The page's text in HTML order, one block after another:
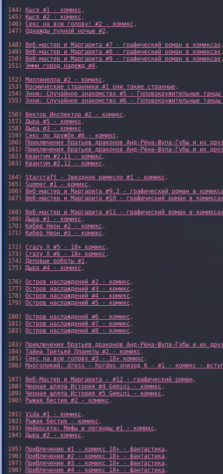
144) Кыся #1 - комикс,
145)
Кыся #2 - комикс,
146) Секс на всю голову! #2 - комикс,
147) Однажды лунной ночью #2,
148)
Веб-мастер и Маргарита #7 - графический роман в комиксах
149)
Веб-мастер и Маргарита #8 - графический роман в комиксах
150)
Веб-мастер и Маргарита #9 - графический роман в комиксах
151) Эмми город надежд #4,
152) Миллинелла #2 - комикс,
153)
Космические странники #1 они такие странные,
154) Энни: Случайное знакомство #5 - Головокружительные
155) Энни: Случайное знакомство #6 - Головокружительные
156)
Вектор Инспектор #2 - комикс,
157) Дыра #5 - комикс,
158) Дыра #3 - комикс,
159) Секс по дружбе #6 - комикс,
160)
Приключения братьев драконов Анд-Рёна-Шупа-Губы и их
161)
Приключения братьев драконов Анд-Рёна-Шупа-Губы и их
162)
Квантум #2.11 - комикс,
163)
Квантум #2.12 - комикс,
164) Starcraft - Звездное ремесло #1 - комикс,
165) Summer #1 - комикс,
166)
Веб-мастер и Маргарита #9.2 - графический роман в
167)
Веб-мастер и Маргарита #10 - графический роман в
168)
Веб-мастер и Маргарита #11 - графический роман в
169) Дыра #1 - комикс,
170)
Кибер Неон #2 - комикс,
171)
Кибер Неон #3 - комикс,
172) Crazy X #5 - 18+ комикс,
173) Crazy X #6 - 18+ комикс,
174) Деловые роботы #1,
175) Дыра #4 - комикс,
176) Остров наслаждений #2 - комикс,
177) Остров наслаждений #3 - комикс,
178) Остров наслаждений #4 - комикс,
179) Остров наслаждений #5 - комикс,
180) Остров наслаждений #6 - комикс,
181) Остров наслаждений #7 - комикс,
182) Остров наслаждений #8 - комикс,
183)
Приключения братьев драконов Анд-Рёна-Шупа-Губы и их
184) Тайна Третьей Планеты #2 - комикс,
185) Секс на всю голову #3 - 18+ комикс,
186) Многоликий: dress - hordes эпизод 6 - #1 - комикс -
187)
Веб-Мастер и Маргарита - #12 - графический роман,
188) Черная шляпа История #4 Gemini - комикс,
189) Черная шляпа История #5 Gemini - комикс,
190)
Рыжая бестия #2 - комикс,
191) Vida #1 - комикс,
192)
Рыжая бестия - комикс,
193)
Нейросети: Мифы и легенды #1 - комикс,
194) Дыра #2 - комикс,
195)
ПриВлечение #1 - комикс 18+ - фантастика,
196)
ПриВлечение #2 - комикс 18+ - фантастика,
197)
ПриВлечение #3 - комикс 18+ - фантастика,
198)
ПриВлечение #4 - комикс 18+ - фантастика,